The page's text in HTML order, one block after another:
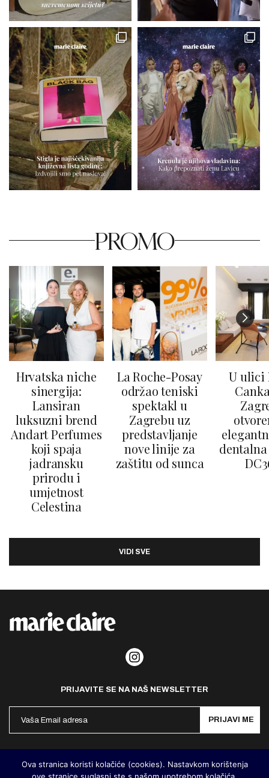
PROMO
Hrvatska niche
sinergija:
Lansiran
luksuzni brend
Andart Perfumes
koji spaja
jadransku
prirodu i
umjetnost
Celestina
La Roche-Posay
održao teniski
spektakl u
Zagrebu uz
predstavljanje
nove linije za
zaštitu od sunca
U ulici
VIDI SVE
PRIJAVITE SE NA NAŠ NEWSLETTER
PRIJAVI ME
Ova stranica koristi kolačiće (cookies). Nastavkom korištenja